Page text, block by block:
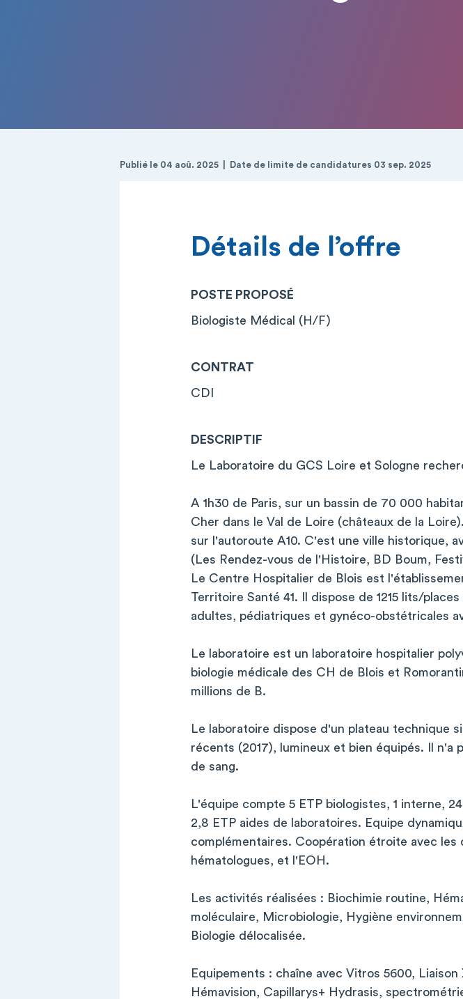
Publié le 04 aoû. 2025 Date de limite de candidatures 03 sep. 2025
Détails de l’offre
POSTE PROPOSÉ
Biologiste Médical (H/F)
CONTRAT
CDI
DESCRIPTIF
Le Laboratoire du GCS Loire et Sologne
A 1h30 de Paris, sur un bassin de 70 000
Cher dans le Val de Loire (châteaux de la
sur l'autoroute A10. C'est une ville historique,
(Les Rendez-vous de l'Histoire, BD Boum,
Le Centre Hospitalier de Blois est
Territoire Santé 41. Il dispose de 1215 lits/
adultes, pédiatriques et gynéco-obstétricales
Le laboratoire est un laboratoire hospitalier
biologie médicale des CH de Blois et
millions de B.
Le laboratoire dispose d'un plateau technique
récents (2017), lumineux et bien équipés. Il
de sang.
L'équipe compte 5 ETP biologistes, 1 interne,
2,8 ETP aides de laboratoires. Equipe
complémentaires. Coopération étroite avec
hématologues, et l'EOH.
Les activités réalisées : Biochimie routine,
moléculaire, Microbiologie, Hygiène
Biologie délocalisée.
Equipements : chaîne avec Vitros 5600,
Hémavision, Capillarys+ Hydrasis,